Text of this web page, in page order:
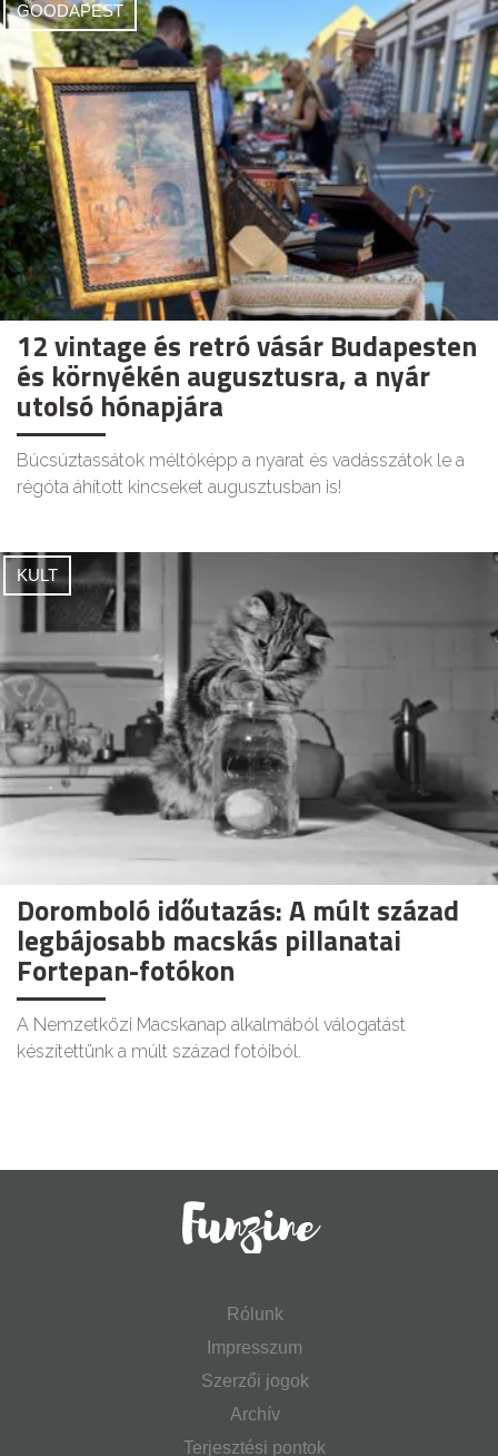
GOODAPEST
12 vintage és retró vásár Budapesten
és környékén augusztusra, a nyár
utolsó hónapjára
Búcsúztassátok méltóképp a nyarat és vadásszátok le a
régóta áhított kincseket augusztusban is!
KULT
Doromboló időutazás: A múlt század
legbájosabb macskás pillanatai
Fortepan-fotókon
A Nemzetközi Macskanap alkalmából válogatást
készítettünk a múlt század fotóiból.
Rólunk
Impresszum
Szerzői jogok
Archív
Terjesztési pontok